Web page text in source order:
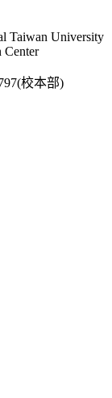
Taiwan University
Center
校本部)